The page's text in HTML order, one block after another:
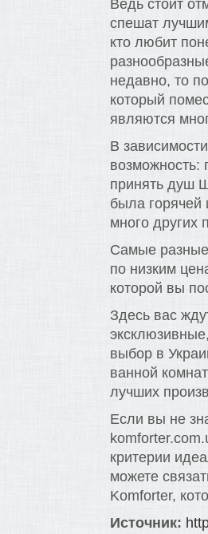
Ведь стоит
спешат
кто любит
недавно, то
который
являются
В
возможность:
принять душ
была горячей
много других
Самые
по низким
которой вы
Здесь вас
выбор в
ванной
лучших
Если вы не
критерии
можете
Komforter,
Источник: